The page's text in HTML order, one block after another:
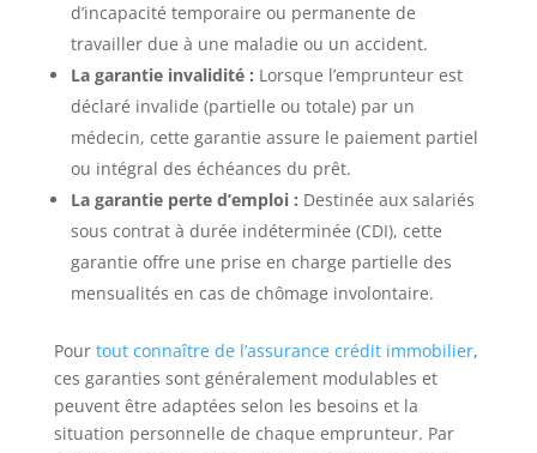
d’incapacité temporaire ou permanente de
travailler due à une maladie ou un accident.
La garantie invalidité : Lorsque l’emprunteur est
déclaré invalide (partielle ou totale) par un
médecin, cette garantie assure le paiement partiel
ou intégral des échéances du prêt.
La garantie perte d’emploi : Destinée aux salariés
sous contrat à durée indéterminée (CDI), cette
garantie offre une prise en charge partielle des
mensualités en cas de chômage involontaire.
Pour tout connaître de l’assurance crédit immobilier,
ces garanties sont généralement modulables et
peuvent être adaptées selon les besoins et la
situation personnelle de chaque emprunteur. Par